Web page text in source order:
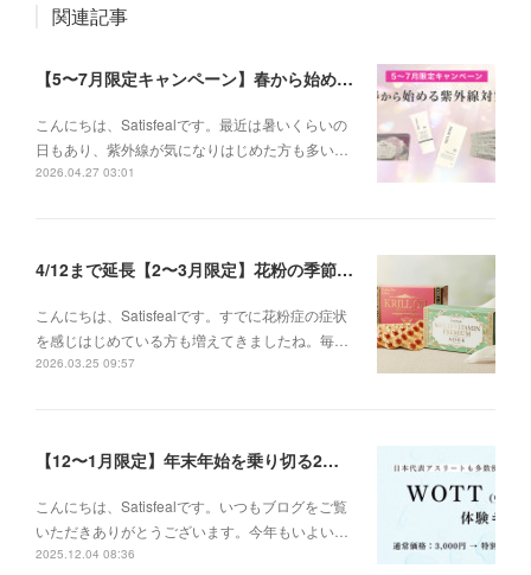
関連記事
【5〜7月限定キャンペーン】春から始める紫外線対策
こんにちは、Satisfealです。最近は暑いくらいの
日もあり、紫外線が気になりはじめた方も多い…
2026.04.27 03:01
4/12まで延長【2〜3月限定】花粉の季節に、インナーケアセットキャンペーン
こんにちは、Satisfealです。すでに花粉症の症状
を感じはじめている方も増えてきましたね。毎…
2026.03.25 09:57
【12〜1月限定】年末年始を乗り切る2大キャンペーン
こんにちは、Satisfealです。いつもブログをご覧
いただきありがとうございます。今年もいよい…
2025.12.04 08:36